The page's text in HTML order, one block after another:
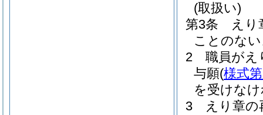
(取扱い)
第3条
えり
ことのな
2
職員がえ
与願(様式
を受けな
3
えり章